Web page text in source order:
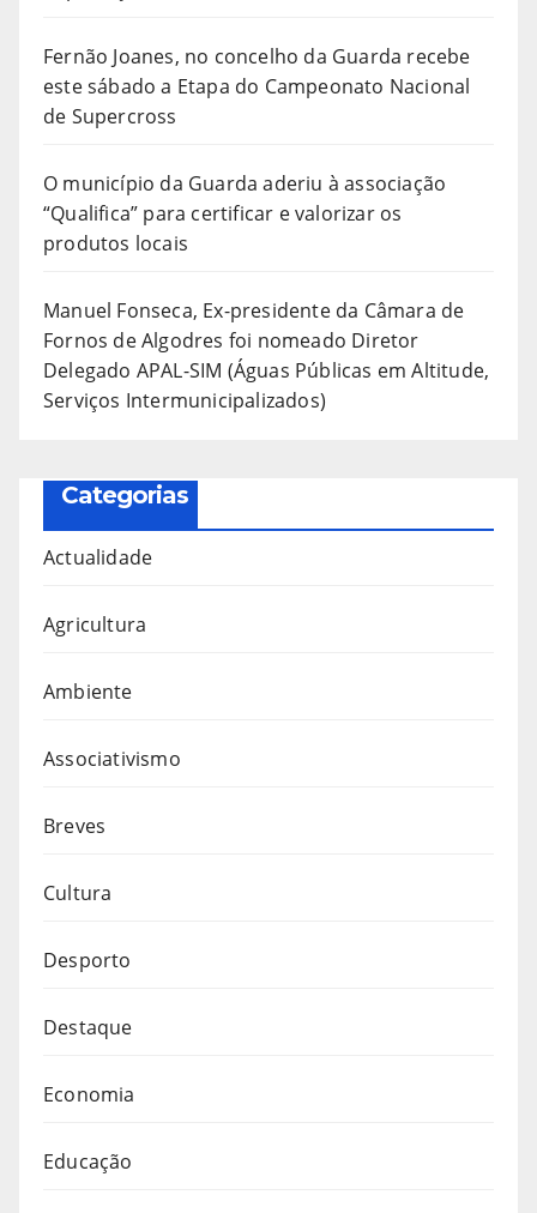
Fernão Joanes, no concelho da Guarda recebe
este sábado a Etapa do Campeonato Nacional
de Supercross
O município da Guarda aderiu à associação
“Qualifica” para certificar e valorizar os
produtos locais
Manuel Fonseca, Ex-presidente da Câmara de
Fornos de Algodres foi nomeado Diretor
Delegado APAL-SIM (Águas Públicas em Altitude,
Serviços Intermunicipalizados)
Categorias
Actualidade
Agricultura
Ambiente
Associativismo
Breves
Cultura
Desporto
Destaque
Economia
Educação